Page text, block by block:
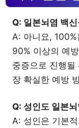
Q: 일본뇌염 백
A: 아니요,
90% 이상의 예
중증으로 진행
장 확실한 예방
Q: 성인도 일본
A: 성인은 기본